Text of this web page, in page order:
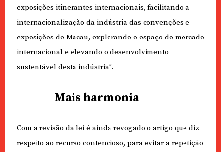
exposições itinerantes internacionais, facilitando a
internacionalização da indústria das convenções e
exposições de Macau, explorando o espaço do mercado
internacional e elevando o desenvolvimento
sustentável desta indústria”.
Mais harmonia
Com a revisão da lei é ainda revogado o artigo que diz
respeito ao recurso contencioso, para evitar a repetição